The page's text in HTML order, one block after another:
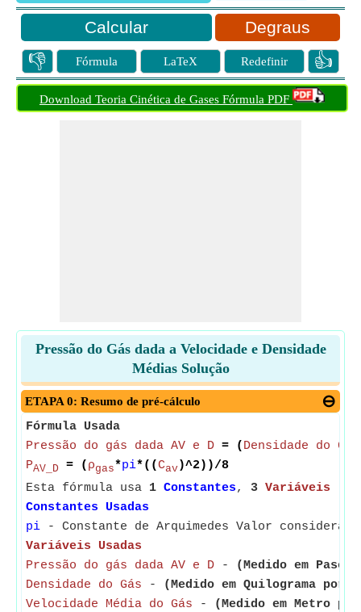
Degraus
👎 Fórmula LaTeX Redefinir 👍
Download Teoria Cinética de Gases Fórmula PDF
Pressão do Gás dada a Velocidade e Densidade
Médias Solução
ETAPA 0: Resumo de pré-cálculo
Fórmula Usada
Pressão do gás dada AV e D = ( Densidade do Gás
PAV_D = ( ρgas*pi*((Cav )^2))/8
Esta fórmula usa 1 Constantes, 3 Variáveis
Constantes Usadas
pi - Constante de Arquimedes Valor considerado
Variáveis Usadas
Pressão do gás dada AV e D -
(Medido em
Densidade do Gás -
(Medido em Quilograma por
Velocidade Média do Gás - (Medido em Metro